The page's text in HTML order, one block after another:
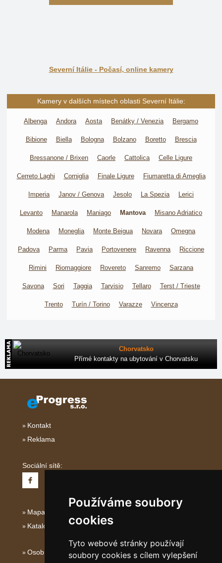
Používáme soubory
cookies
Tyto webové stránky používají
soubory cookies s cílem vylepšení
Severní Itálie - Počasí, online kamery
Kamery v dalších místech oblasti Severní Itálie:
Albenga Andora Aosta Benátky / Venezia Bergamo
Bibione Biella Bologna Bolzano Boretto Brescia
Bressanone / Brixen Caorle Cattolica Celle Ligure
Cerreto Laghi Corniglia Finale Ligure Fiumaretta di Ameglia
Imperia Janov / Genova Jesolo La Spezia Lerici
Levanto Manarola Maniago Mantova Misano Adriatico
Modena Moneglia Monte Beigua Novara Omegna
Padova Parma Pavia Portovenere Ravenna Riccione
Rimini Riomaggiore Rovereto Sanremo Sarzana
Savona Sori Taggia Tarvisio Tellaro Terst / Trieste
Trento Turín / Torino Varazze Vincenza
Chorvatsko
Přímé kontakty na ubytování v Chorvatsku
Kontakt
Reklama
Sociální sítě:
Mapa serveru Severní Itálie
Katalog ubytování
Osobní údaje